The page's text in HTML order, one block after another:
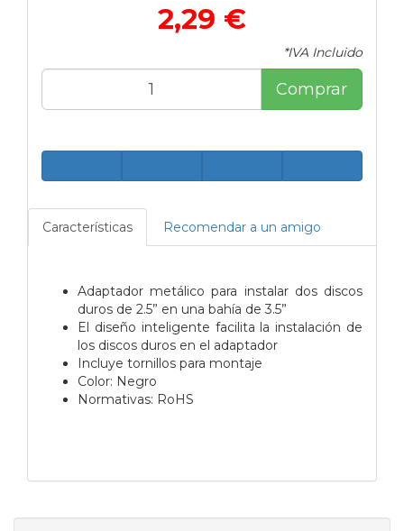
2,29 €
*IVA Incluido
Comprar
Características Recomendar a un amigo
Adaptador metálico para instalar dos discos
duros de 2.5” en una bahía de 3.5”
El diseño inteligente facilita la instalación de
los discos duros en el adaptador
Incluye tornillos para montaje
Color: Negro
Normativas: RoHS